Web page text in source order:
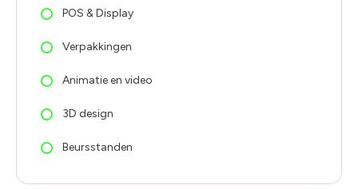
POS & Display
Verpakkingen
Animatie en video
3D design
Beursstanden